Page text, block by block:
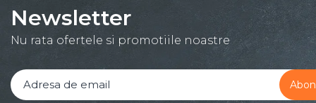
Stick-uri USB
Surse de alimentare
Ventilatoare & Sisteme de
Răcire
Newsletter
Nu rata ofertele si promotiile noastre